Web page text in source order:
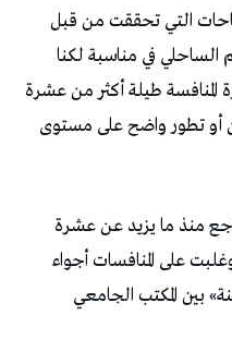
التي تحققت من قبل
الساحلي في مناسبة لكنا
المنافسة طيلة أكثر من عشرة
تطور واضح على مستوى
منذ ما يزيد عن عشرة
على المنافسات أجواء
بين المكتب الجامعي